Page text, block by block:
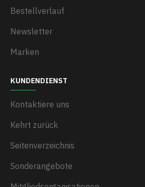
Bestellverlauf
Newsletter
Marken
KUNDENDIENST
Kontaktiere uns
Kehrt zurück
Seitenverzeichnis
Sonderangebote